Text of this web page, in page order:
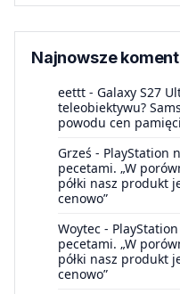
Najnowsze
eettt - Galaxy S27
teleobiektywu?
powodu cen pamięci
Grześ - PlayStation
pecetami. „W
półki nasz produkt
cenowo”
Woytec -
pecetami. „W
półki nasz produkt
cenowo”